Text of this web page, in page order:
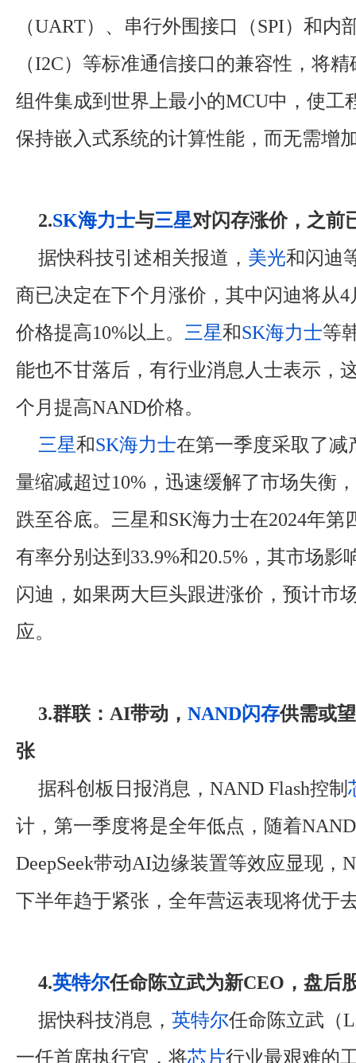
（UART）、串行外围接口（SPI）和内
（I2C）等标准通信接口的兼容性，将
组件集成到世界上最小的MCU中，使工
保持嵌入式系统的计算性能，而无需增
2.SK海力士与三星对闪存涨价，之前
据快科技引述相关报道， 美光和闪迪
商已决定在下个月涨价，其中闪迪将从
价格提高10%以上。 三星和SK海力士等
能也不甘落后，有行业消息人士表示，
个月提高NAND价格。
三星和SK海力士在第一季度采取了减
量缩减超过10%，迅速缓解了市场失衡
跌至谷底。三星和SK海力士在2024年第
有率分别达到33.9%和20.5%，其市场影
闪迪，如果两大巨头跟进涨价，预计市
应。
3.群联：AI带动， NAND闪存供需或
张
据科创板日报消息，NAND Flash控制
计，第一季度将是全年低点，随着
DeepSeek带动AI边缘装置等效应显现，
下半年趋于紧张，全年营运表现将优于
4.英特尔任命陈立武为新CEO，盘后
据快科技消息， 英特尔任命陈立武（
一任首席执行官，将芯片行业最艰难的